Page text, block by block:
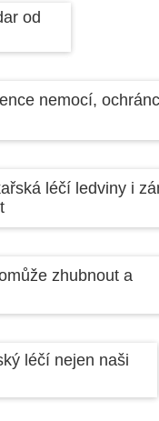
od
nemocí,
léčí ledviny i
zhubnout a
léčí nejen naši